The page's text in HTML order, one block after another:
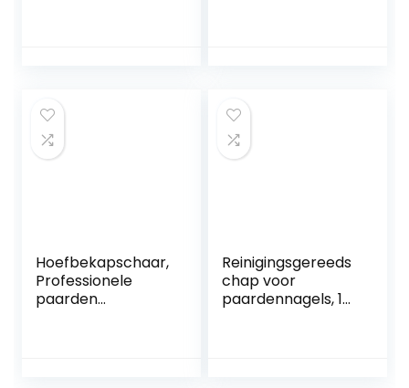
cm x 2,9 cm
Hoefbekapschaar,
Professionele
paarden
Reinigingsgereeds
chap voor
paardennagels, 16